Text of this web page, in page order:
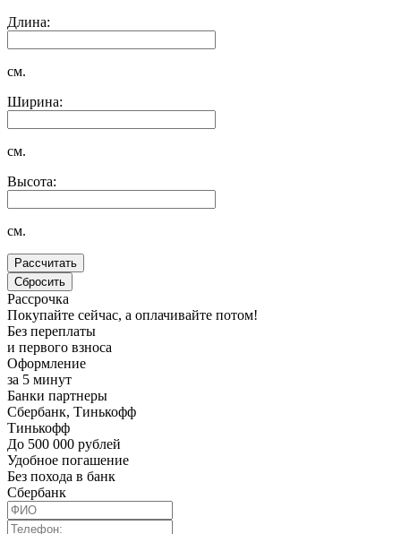
Длина:
см.
Ширина:
см.
Высота:
см.
Рассрочка
Покупайте сейчас, а оплачивайте потом!
Без переплаты
и первого взноса
Оформление
за 5 минут
Банки партнеры
Сбербанк, Тинькофф
Тинькофф
До 500 000 рублей
Удобное погашение
Без похода в банк
Сбербанк